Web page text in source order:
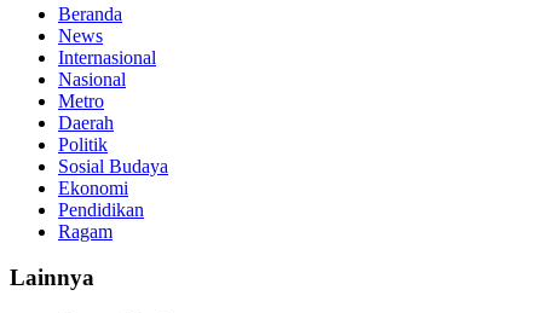
Beranda
News
Internasional
Nasional
Metro
Daerah
Politik
Sosial Budaya
Ekonomi
Pendidikan
Ragam
Lainnya